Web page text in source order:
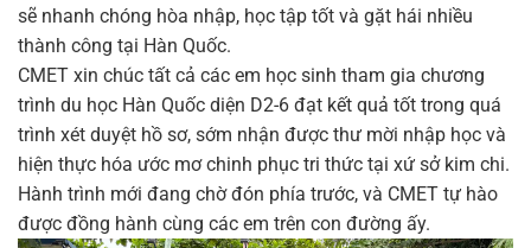
sẽ nhanh chóng hòa nhập, học tập tốt và gặt hái nhiều
thành công tại Hàn Quốc.
CMET xin chúc tất cả các em học sinh tham gia chương
trình du học Hàn Quốc diện D2-6 đạt kết quả tốt trong quá
trình xét duyệt hồ sơ, sớm nhận được thư mời nhập học và
hiện thực hóa ước mơ chinh phục tri thức tại xứ sở kim chi.
Hành trình mới đang chờ đón phía trước, và CMET tự hào
được đồng hành cùng các em trên con đường ấy.